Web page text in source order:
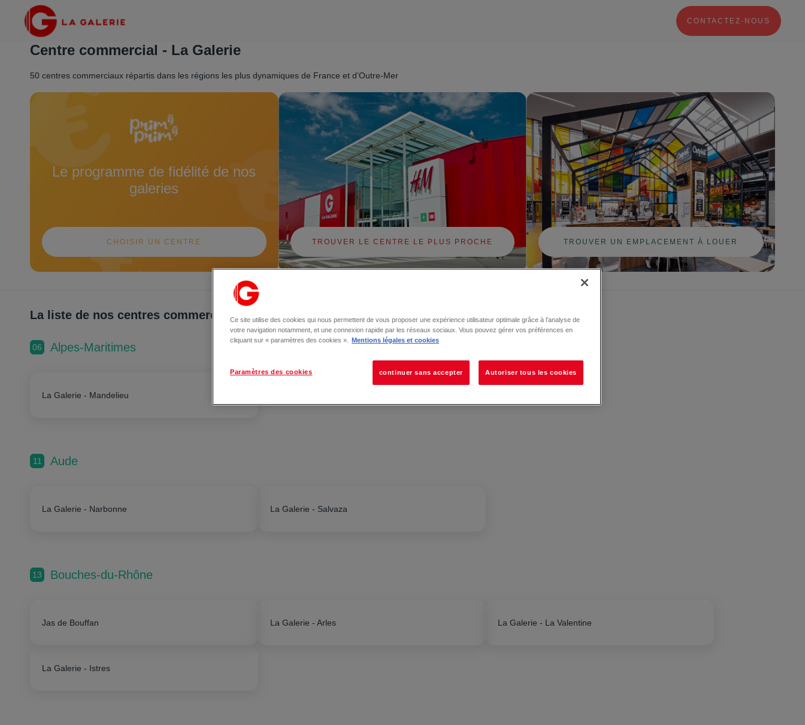
CONTACTEZ-NOUS
Centre commercial - La Galerie
50 centres commerciaux répartis dans les régions les plus dynamiques de France et d’Outre-Mer
Le programme de fidélité de nos
galeries
CHOISIR UN CENTRE TROUVER LE CENTRE LE PLUS PROCHE TROUVER UN EMPLACEMENT À LOUER
La liste de nos centres commerciaux
06 Alpes-Maritimes
La Galerie - Mandelieu
11 Aude
La Galerie - Narbonne La Galerie - Salvaza
13 Bouches-du-Rhône
Jas de Bouffan La Galerie - Arles La Galerie - La Valentine
La Galerie - Istres
Ce site utilise des cookies qui nous permettent de vous proposer une expérience utilisateur optimale grâce à l’analyse de
votre navigation notamment, et une connexion rapide par les réseaux sociaux. Vous pouvez gérer vos préférences en
cliquant sur « paramètres des cookies ».
Mentions légales et cookies
Paramètres des cookies continuer sans accepter Autoriser tous les cookies